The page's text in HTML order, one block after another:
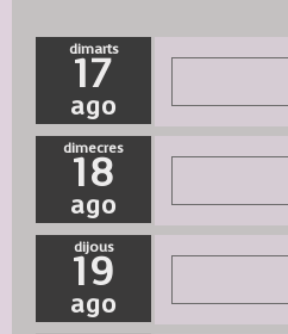
dimarts
17
ago
dimecres
18
ago
dijous
19
ago